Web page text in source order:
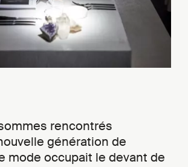
rencontrés
génération de
mode occupait le devant de